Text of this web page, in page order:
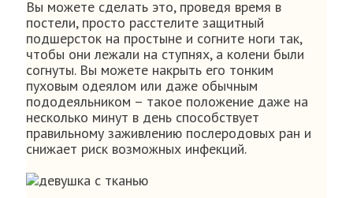
Вы можете сделать это, проведя время в
постели, просто расстелите защитный
подшерсток на простыне и согните ноги так,
чтобы они лежали на ступнях, а колени были
согнуты. Вы можете накрыть его тонким
пуховым одеялом или даже обычным
пододеяльником – такое положение даже на
несколько минут в день способствует
правильному заживлению послеродовых ран и
снижает риск возможных инфекций.